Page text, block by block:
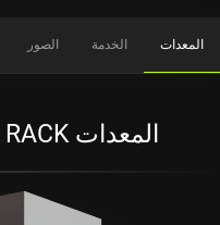
المعدات الخدمة الصور
المعدات HYPERPC G5 PRO RACK